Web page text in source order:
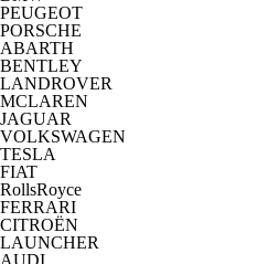
PEUGEOT
PORSCHE
ABARTH
BENTLEY
LANDROVER
MCLAREN
JAGUAR
VOLKSWAGEN
TESLA
FIAT
RollsRoyce
FERRARI
CITROËN
LAUNCHER
AUDI